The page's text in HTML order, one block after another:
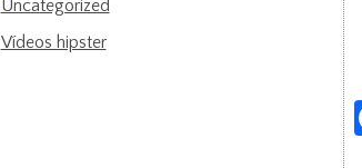
Uncategorized
Vídeos hipster